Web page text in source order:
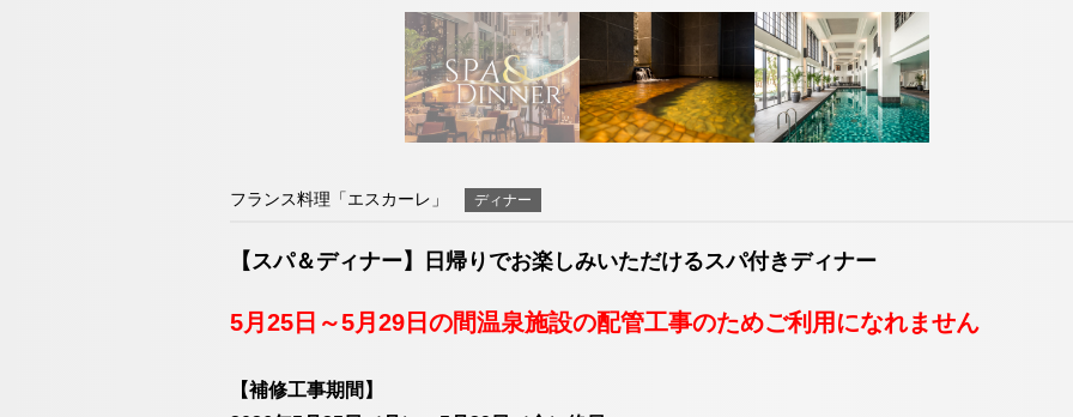
フランス料理「エスカーレ」 ディナー
【スパ＆ディナー】日帰りでお楽しみいただけるスパ付きディナー
5月25日～5月29日の間温泉施設の配管工事のためご利用になれません
【補修工事期間】
ネットで予約する
098-993-7113
（受付時間9:00～19:00）
お問い合わせ
ネットで予約する
TEL098-993-7113
（受付時間9:00～19:00）
日本料理「隨縁亭」
ネットで予約する
タイガービーチカフェ
ネットで予約する
チェックイン日がお決まりでない方